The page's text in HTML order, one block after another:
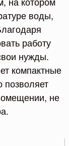
воды,
работу
нужды.
компактные
позволяет
не